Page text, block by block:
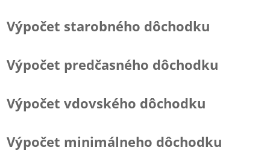
Výpočet starobného dôchodku
Výpočet predčasného dôchodku
Výpočet vdovského dôchodku
Výpočet minimálneho dôchodku